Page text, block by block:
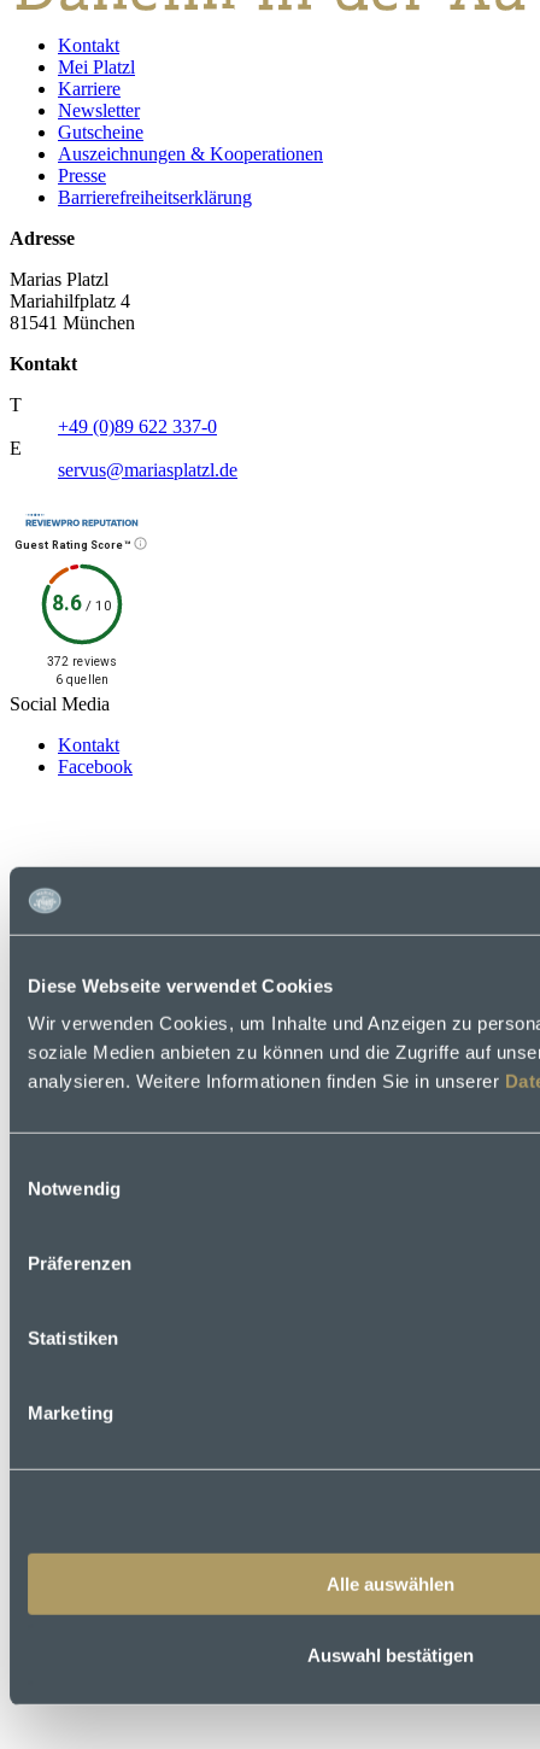
Diese Webseite verwendet Cookies
Wir verwenden Cookies, um Inhalte und Anzeigen zu
soziale Medien anbieten zu können und die Zugriffe auf
analysieren. Weitere Informationen finden Sie in unserer
Notwendig
Präferenzen
Statistiken
Marketing
Alle auswählen
Auswahl bestätigen
Kontakt
Mei Platzl
Karriere
Newsletter
Gutscheine
Auszeichnungen & Kooperationen
Presse
Barrierefreiheitserklärung
Adresse
Marias Platzl
Mariahilfplatz 4
81541 München
Kontakt
T
+49 (0)89 622 337-0
E
servus@mariasplatzl.de
Guest Rating Score™
8.6/10
372 reviews
6 quellen
Social Media
Kontakt
Facebook